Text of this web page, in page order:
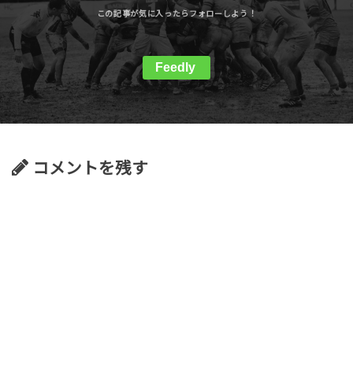
Feedly
コメントを残す